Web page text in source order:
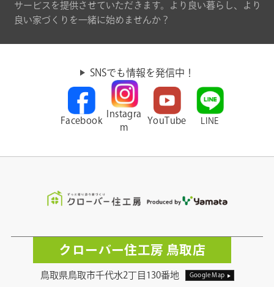
サービスを提供させていただきます。より良い暮らし、より
良い家づくりを一緒に始めませんか？
SNSでも情報を発信中！
Facebook
Instagra
m
YouTube LINE
クローバー住工房 鳥取店
鳥取県鳥取市千代水2丁目130番地 Google Map